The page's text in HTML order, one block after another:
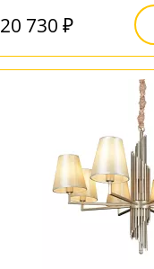
20 730 ₽